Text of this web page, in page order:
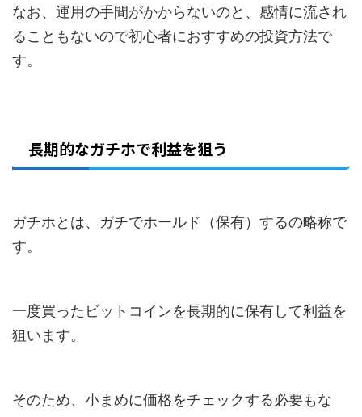
なお、運用の手間がかからないのと、感情に流され
ることもないので初心者におすすめの投資方法で
す。
長期的なガチホで利益を狙う
ガチホとは、ガチでホールド（保有）するの略称で
す。
一度買ったビットコインを長期的に保有して利益を
狙います。
そのため、小まめに価格をチェックする必要もな